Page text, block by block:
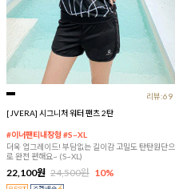
리뷰:69
[JVERA] 시그니처 워터 팬츠 2탄
#이너팬티내장형 #S~XL
더욱 업그레이드! 부담없는 길이감 고밀도 탄탄원단으
로 완전 편해요~ (S~XL)
22,100원 24,500원 10%